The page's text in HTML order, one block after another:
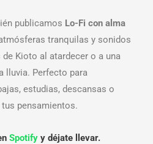
publicamos Lo-Fi con alma
tranquilas y sonidos
Kioto al atardecer o a una
lluvia. Perfecto para
estudias, descansas o
pensamientos.
Spotifyy déjate llevar.